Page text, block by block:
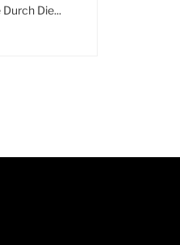
Die...